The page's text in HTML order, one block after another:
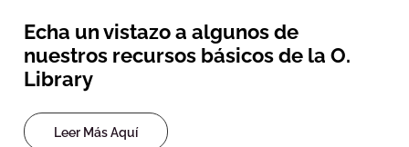
Echa un vistazo a algunos de
nuestros recursos básicos de la O.
Library
Leer Más Aquí